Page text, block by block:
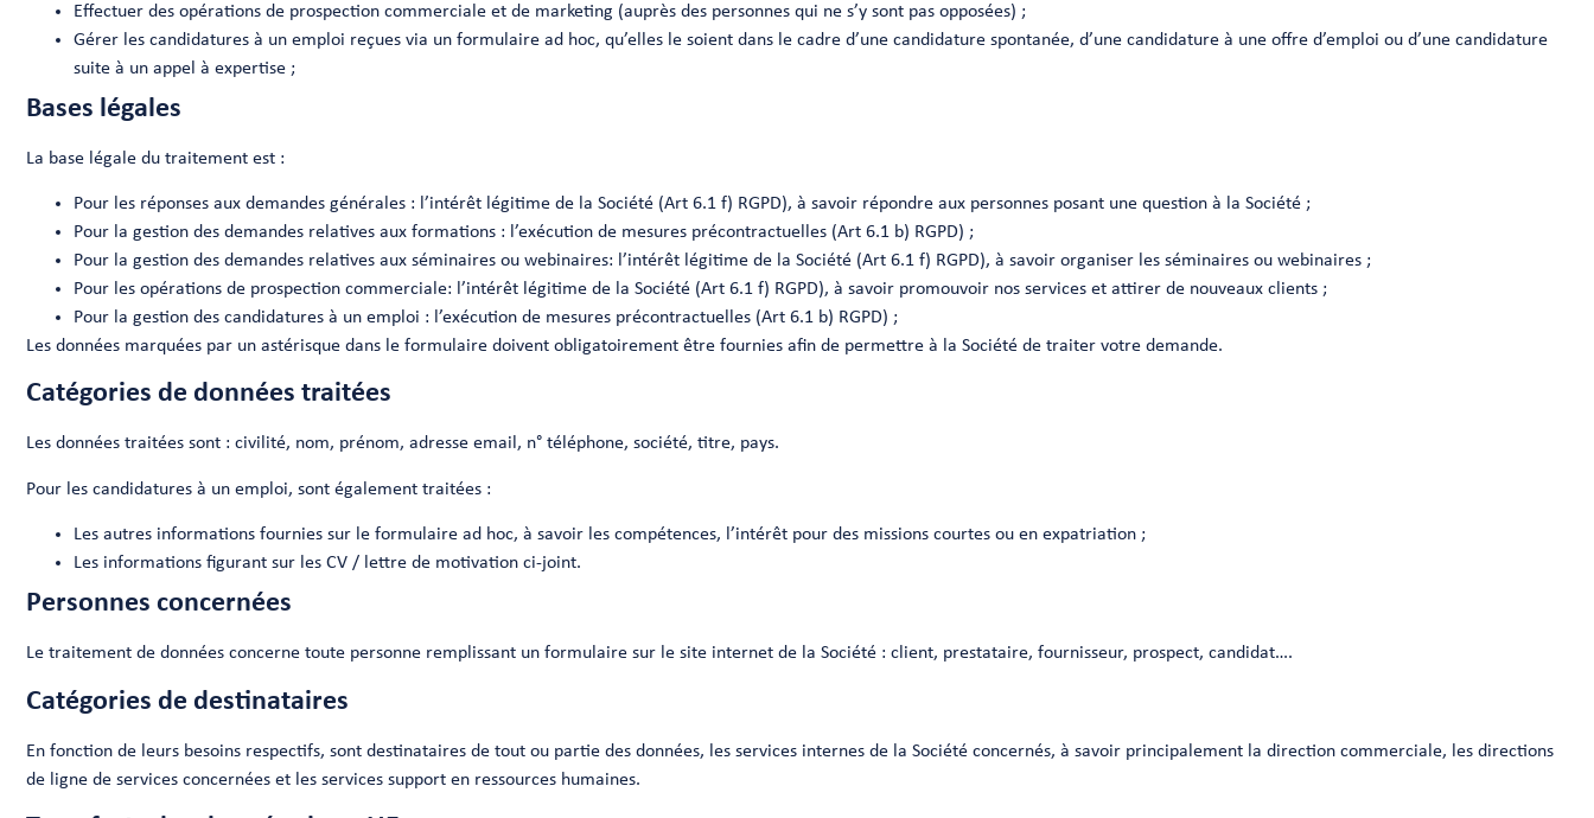
Effectuer des opérations de prospection commerciale et de marketing (auprès des personnes qui ne s’y sont pas opposées) ;
Gérer les candidatures à un emploi reçues via un formulaire ad hoc, qu’elles le soient dans le cadre d’une candidature spontanée, d’une candidature à une offre d’emploi ou d’une candidature
suite à un appel à expertise ;
Bases légales
La base légale du traitement est :
Pour les réponses aux demandes générales : l’intérêt légitime de la Société (Art 6.1 f) RGPD), à savoir répondre aux personnes posant une question à la Société ;
Pour la gestion des demandes relatives aux formations : l’exécution de mesures précontractuelles (Art 6.1 b) RGPD) ;
Pour la gestion des demandes relatives aux séminaires ou webinaires: l’intérêt légitime de la Société (Art 6.1 f) RGPD), à savoir organiser les séminaires ou webinaires ;
Pour les opérations de prospection commerciale: l’intérêt légitime de la Société (Art 6.1 f) RGPD), à savoir promouvoir nos services et attirer de nouveaux clients ;
Pour la gestion des candidatures à un emploi : l’exécution de mesures précontractuelles (Art 6.1 b) RGPD) ;
Les données marquées par un astérisque dans le formulaire doivent obligatoirement être fournies afin de permettre à la Société de traiter votre demande.
Catégories de données traitées
Les données traitées sont : civilité, nom, prénom, adresse email, n° téléphone, société, titre, pays.
Pour les candidatures à un emploi, sont également traitées :
Les autres informations fournies sur le formulaire ad hoc, à savoir les compétences, l’intérêt pour des missions courtes ou en expatriation ;
Les informations figurant sur les CV / lettre de motivation ci-joint.
Personnes concernées
Le traitement de données concerne toute personne remplissant un formulaire sur le site internet de la Société : client, prestataire, fournisseur, prospect, candidat….
Catégories de destinataires
En fonction de leurs besoins respectifs, sont destinataires de tout ou partie des données, les services internes de la Société concernés, à savoir principalement la direction commerciale, les directions
de ligne de services concernées et les services support en ressources humaines.